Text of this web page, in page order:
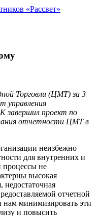
«Рассвет»
Торговли (ЦМТ) за 3
управления
проект по
отчетности ЦМТ в
неизбежно
для внутренних и
процессы не
высокая
недостаточная
отчетной
минимизировать эти
и повысить